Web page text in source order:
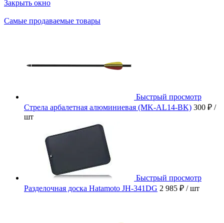
Закрыть окно
Самые продаваемые товары
Быстрый просмотр
Стрела арбалетная алюминиевая (MK-AL14-BK) 300 ₽ /
шт
Быстрый просмотр
Разделочная доска Hatamoto JH-341DG 2 985 ₽ / шт